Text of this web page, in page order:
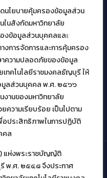
ดนโยบายคุ้มครองข้อมูลส่วน
ในสังกัดมหาวิทยาลัย
องข้อมูลส่วนบุคคลและ
งการจัดการและการคุ้มครอง
ความปลอดภัยของข้อมูล
ทคโนโลยีราชมงคลธัญบุรี ให้
มูลส่วนบุคคล พ.ศ. ๒๕๖๖
งานของมหาวิทยาลัย
ความเรียบร้อย เป็นไปตาม
อประสิทธิภาพในการปฏิบัติ
คล
) แห่งพระราชบัญญัติ
พ.ศ. ๒๕๔๘ จึงประกาศ
ภายนอก
การ SME โดย. มทร.ธัญบุรี
บริการเครื่องจักรกลทางการ
ปรรูปสินค้าเกษตรระดับชุมชน
รายตำบลแบบบูรณาการ (1
ลยีสารสนเทศ มหาวิทยาลัย